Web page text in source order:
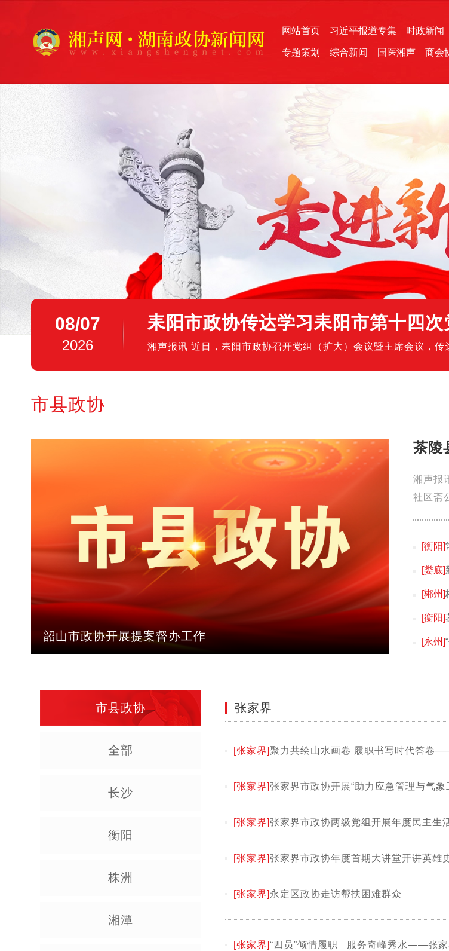
网站首页 习近平报道专集 时政新闻
专题策划 综合新闻 国医湘声 商会
“四同四立”主题活动
08/07
2026
耒阳市政协传达学习耒阳市第十四次
湘声报讯 近日，耒阳市政协召开党组（扩大）会议暨主席会议，
署贯彻落实工作。会议集中学习解读了市第十四次党代会报告，全
市县政协
韶山市政协开展提案督办工作
茶陵
湘声报
社区斋
[衡阳]
[娄底]
[郴州]
[衡阳]
[永州]
市县政协
全部
长沙
衡阳
株洲
湘潭
张家界
[张家界]聚力共绘山水画卷 履职书写时代答卷
[张家界]张家界市政协开展“助力应急管理与气象
[张家界]张家界市政协两级党组开展年度民主生
[张家界]张家界市政协年度首期大讲堂开讲英雄
[张家界] 永定区政协走访帮扶困难群众
[张家界]“四员”倾情履职 服务奇峰秀水——张家